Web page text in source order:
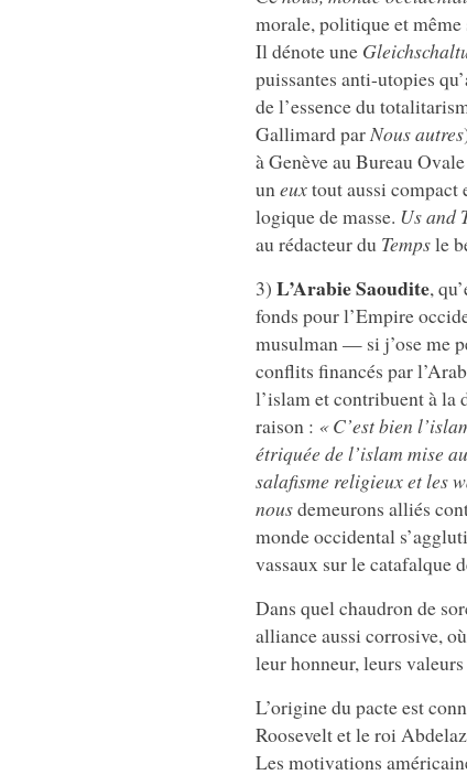
morale, politique et
Il dénote une
puissantes anti-utopies
de l’essence du
Gallimard par Nous autres
à Genève au Bureau
un euxtout aussi compact
logique de masse. Us and
au rédacteur du Tempsle
3) L’Arabie Saoudite,
fonds pour l’Empire
musulman — si j’ose me
conflits financés par
l’islam et contribuent à la
raison : « C’est bien
étriquée de l’islam mise
salafisme religieux et les
nousdemeurons alliés
monde occidental
vassaux sur le catafalque
Dans quel chaudron de
alliance aussi corrosive,
leur honneur, leurs
L’origine du pacte est
Roosevelt et le roi
Les motivations